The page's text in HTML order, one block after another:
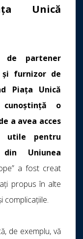
Unică
de partener
furnizor de
Piața Unică
o
a avea acces
utile pentru
Uniunea
a fost creat
propus în alte
complicațiile.
de exemplu, vă